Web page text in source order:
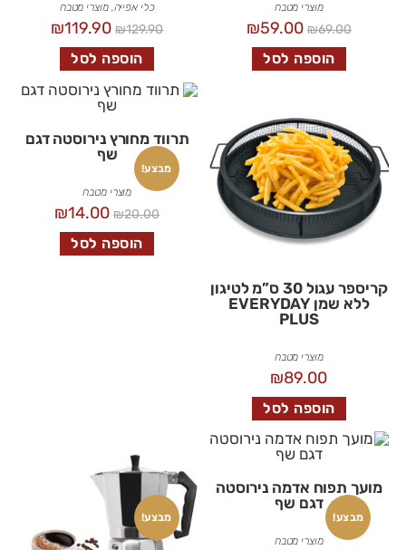
מוצרי מטבח
₪69.00
₪59.00
הוספה לסל
כלי אפייה,מוצרי מטבח
₪129.90
₪119.90
הוספה לסל
קריספר עגול 30 ס”מ לטיגון
ללא שמן EVERYDAY
PLUS
מוצרי מטבח
₪89.00
הוספה לסל
מבצע!
תרווד מחורץ נירוסטה דגם
שף
מוצרי מטבח
₪20.00
₪14.00
הוספה לסל
מבצע!
מועך תפוח אדמה נירוסטה
דגם שף
מוצרי מטבח
מבצע!